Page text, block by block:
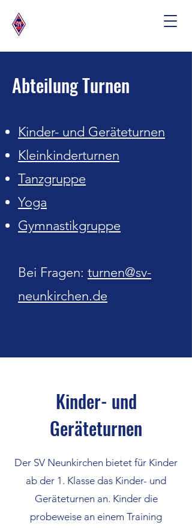
Abteilung Turnen
Kinder- und Geräteturnen
Kleinkinderturnen
Tanzgruppe
Yoga
Gymnastikgruppe
Bei Fragen: turnen@sv-
neunkirchen.de
Kinder- und
Geräteturnen
Der SV Neunkirchen bietet für Kinder
ab der 1. Klasse das Kinder- und
Geräteturnen an. Kinder die
probeweise an einem Training